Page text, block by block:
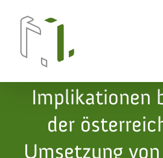
Implikationen
der
Umsetzung